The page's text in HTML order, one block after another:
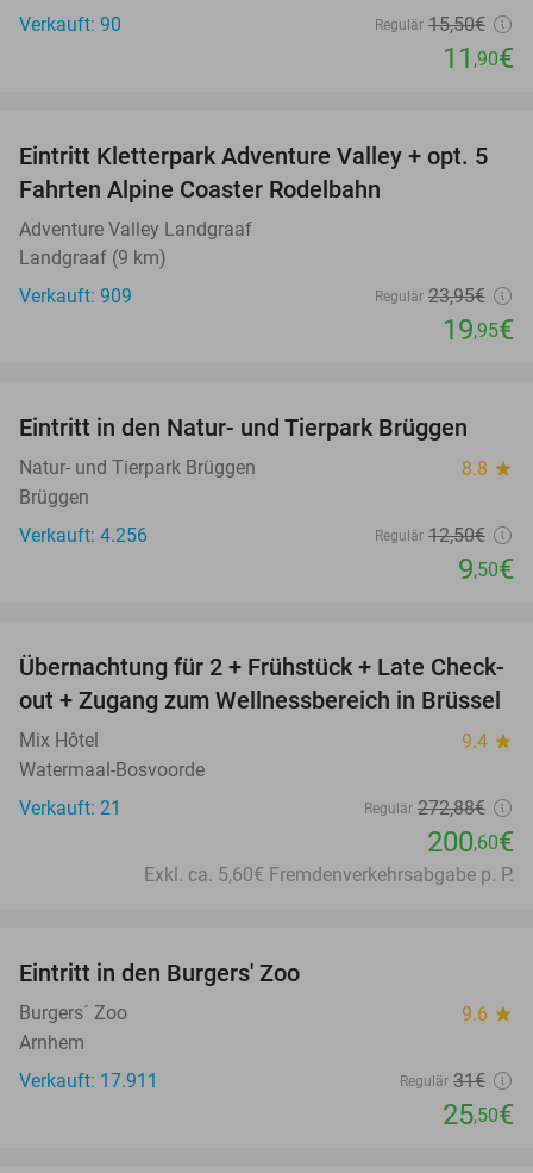
Verkauft: 90
Regulär 15,50€
11 ,90€
17%
Eintritt Kletterpark Adventure Valley + opt. 5
Fahrten Alpine Coaster Rodelbahn
Adventure Valley Landgraaf
Landgraaf (9 km)
Verkauft: 909
Regulär 23,95€
19,95€
24%
Eintritt in den Natur- und Tierpark Brüggen
Natur- und Tierpark Brüggen 8.8 star
Brüggen
Verkauft: 4.256
Regulär 12,50€
9,50€
26%
Übernachtung für 2 + Frühstück + Late Check-
out + Zugang zum Wellnessbereich in Brüssel
Mix Hôtel 9.4 star
Watermaal-Bosvoorde
Verkauft: 21
Regulär 272,88€
200,60€
Exkl. ca. 5,60€ Fremdenverkehrsabgabe p. P.
Eintritt in den Burgers' Zoo
Burgers´ Zoo 9.6 star
Arnhem
Verkauft: 17.911
Regulär 31€
25,50€